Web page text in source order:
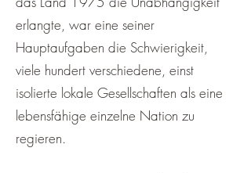
erlangte, war eine seiner
Hauptaufgaben die Schwierigkeit,
viele hundert verschiedene, einst
isolierte lokale Gesellschaften als eine
lebensfähige einzelne Nation zu
regieren.